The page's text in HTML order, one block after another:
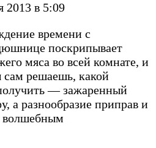
2013 в 5:09
времени с
поскрипывает
мяса во всей комнате, и
сам решаешь, какой
— зажаренный
а разнообразие приправ и
волшебным